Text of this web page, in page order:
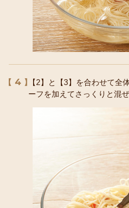
4
【2】と【3】を合わせて全
ーフを加えてさっくりと混ぜ